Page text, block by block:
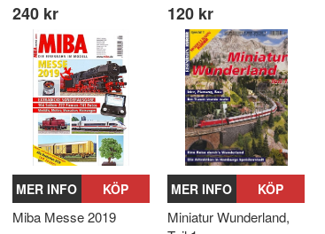
240 kr 120 kr
MER INFO KÖP
Miba Messe 2019
MER INFO KÖP
Miniatur Wunderland,